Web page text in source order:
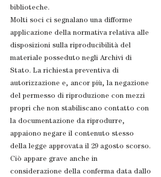
biblioteche.
Molti soci ci segnalano una difforme
applicazione della normativa relativa alle
disposizioni sulla riproducibilità del
materiale posseduto negli Archivi di
Stato. La richiesta preventiva di
autorizzazione e, ancor più, la negazione
del permesso di riproduzione con mezzi
propri che non stabiliscano contatto con
la documentazione da riprodurre,
appaiono negare il contenuto stesso
della legge approvata il 29 agosto scorso.
Ciò appare grave anche in
considerazione della conferma data dallo